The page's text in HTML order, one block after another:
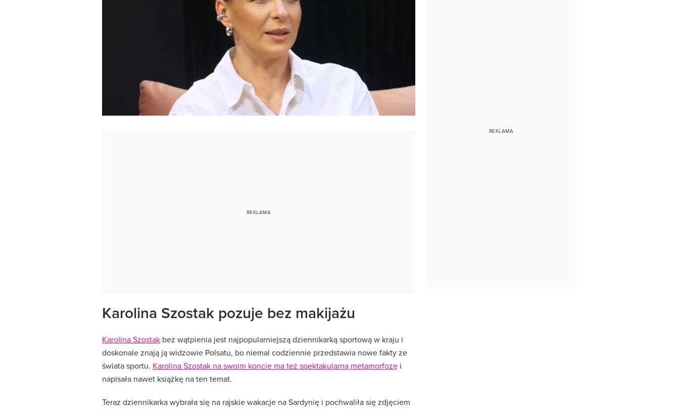
Karolina Szostak pozuje bez makijażu
Karolina Szostak bez wątpienia jest najpopularniejszą dziennikarką sportową w kraju i
doskonale znają ją widzowie Polsatu, bo niemal codziennie przedstawia nowe fakty ze
świata sportu. Karolina Szostak na swoim koncie ma też spektakularną metamorfozę i
napisała nawet książkę na ten temat.
Teraz dziennikarka wybrała się na rajskie wakacje na Sardynię i pochwaliła się zdjęciem